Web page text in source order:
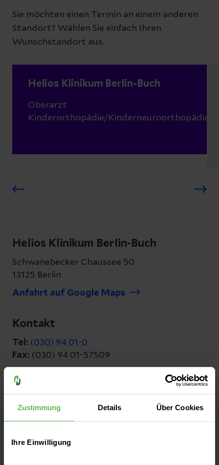
Zustimmung Details Über Cookies
Ihre Einwilligung
Sie möchten einen Termin an einem anderen
Standort? Wählen Sie einfach Ihren
Wunschstandort aus.
Helios Klinikum Berlin-Buch
Oberarzt
Kinderorthopädie/Kinderneuroorthopädie
Helios Klinikum Berlin-Buch
Schwanebecker Chaussee 50
13125 Berlin
Anfahrt auf Google Maps
Kontakt
Tel: (030) 94 01-0
Fax: (030) 94 01-57509